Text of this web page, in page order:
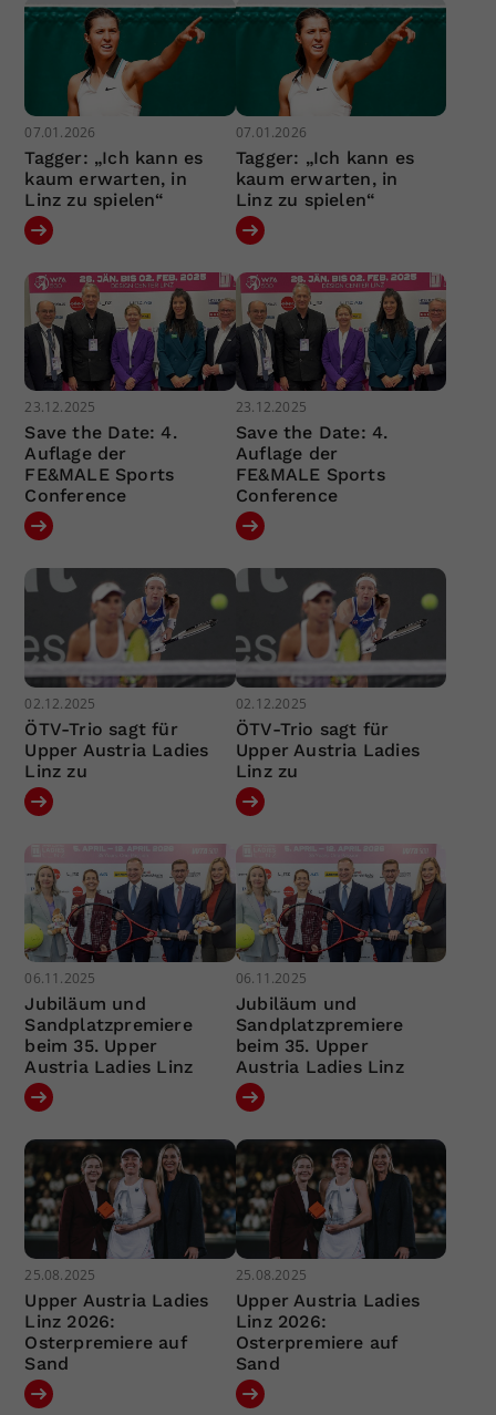
07.01.2026
Tagger: „Ich kann es
kaum erwarten, in
Linz zu spielen“
07.01.2026
Tagger: „Ich kann es
kaum erwarten, in
Linz zu spielen“
23.12.2025
Save the Date: 4.
Auflage der
FE&MALE Sports
Conference
23.12.2025
Save the Date: 4.
Auflage der
FE&MALE Sports
Conference
02.12.2025
ÖTV-Trio sagt für
Upper Austria Ladies
Linz zu
02.12.2025
ÖTV-Trio sagt für
Upper Austria Ladies
Linz zu
06.11.2025
Jubiläum und
Sandplatzpremiere
beim 35. Upper
Austria Ladies Linz
06.11.2025
Jubiläum und
Sandplatzpremiere
beim 35. Upper
Austria Ladies Linz
25.08.2025
Upper Austria Ladies
Linz 2026:
Osterpremiere auf
Sand
25.08.2025
Upper Austria Ladies
Linz 2026:
Osterpremiere auf
Sand